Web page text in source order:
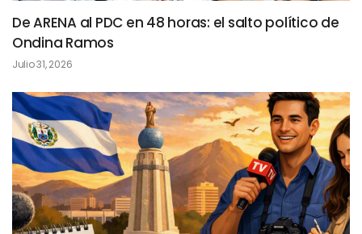
De ARENA al PDC en 48 horas: el salto político de
Ondina Ramos
Julio 31, 2026